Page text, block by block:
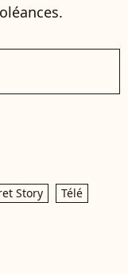
Story
Télé